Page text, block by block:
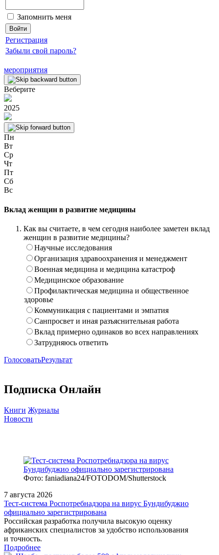
Запомнить меня
Регистрация
Забыли свой пароль?
мероприятия
Веберите
2025
Пн
Вт
Ср
Чт
Пт
Сб
Вс
Вклад женщин в развитие медицины
Как вы считаете, в чем сегодня наиболее заметен вклад
женщин в развитие медицины?
Научные исследования
Организация здравоохранения и менеджмент
Военная медицина и медицина катастроф
Медицинское образование
Профилактическая медицина и общественное
здоровье
Коммуникация с пациентами и эмпатия
Санпросвет и иная разъяснительная работа
Вклад примерно одинаков во всех направлениях
Затрудняюсь ответить
ГолосоватьРезультат
Подписка Онлайн
Книги Журналы
Новости
Фото: faniadiana24/FOTODOM/Shutterstock
7 августа 2026
Тест‑система Роспотребнадзора на вирус Бундибуджио
официально зарегистрирована
Российская разработка получила высокую оценку
африканских специалистов за удобство использования
и точность.
Подробнее